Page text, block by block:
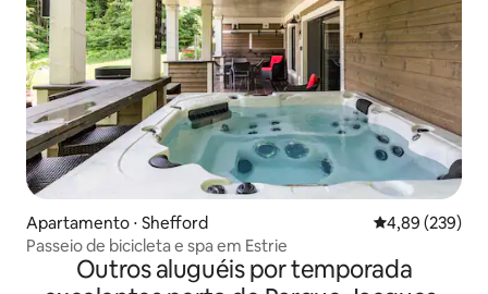
Apartamento ⋅ Shefford 4,89 de uma
4,89 (239)
Passeio de bicicleta e spa em Estrie
Outros aluguéis por temporada